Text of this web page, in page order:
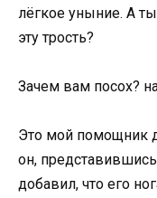
лёгкое уныние. А
эту трость?
Зачем вам посох?
Это мой помощник
он,
добавил, что его